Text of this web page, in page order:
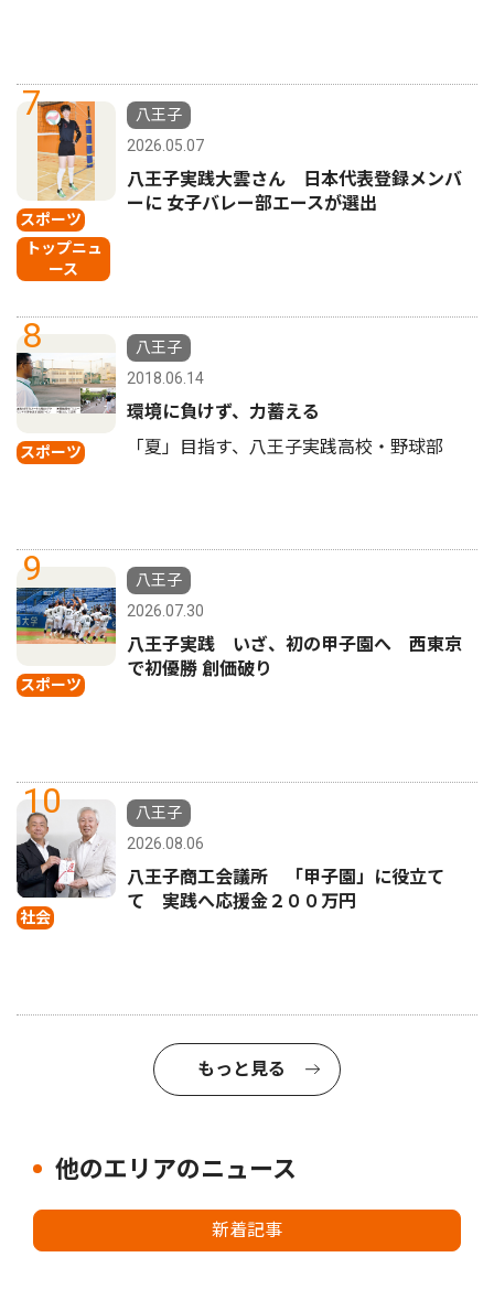
7
スポーツ
トップニュ
ース
八王子
2026.05.07
八王子実践大雲さん 日本代表登録メンバ
ーに 女子バレー部エースが選出
8
スポーツ
八王子
2018.06.14
環境に負けず、力蓄える
「夏」目指す、八王子実践高校・野球部
9
スポーツ
八王子
2026.07.30
八王子実践 いざ、初の甲子園へ 西東京
で初優勝 創価破り
10
社会
八王子
2026.08.06
八王子商工会議所 「甲子園」に役立て
て 実践へ応援金２００万円
もっと見る
他のエリアのニュース
新着記事